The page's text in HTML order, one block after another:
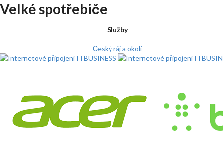
Velké spotřebiče
Služby
Český ráj a okolí